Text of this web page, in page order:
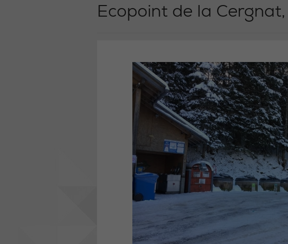
Ecopoint de la